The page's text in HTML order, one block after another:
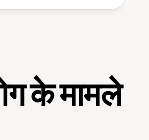
के मामले